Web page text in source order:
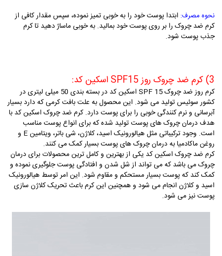
نحوه مصرف: ابتدا پوست خود را به خوبی تمیز نموده، سپس مقدار کافی از
کرم ضد چروک را بر روی پوست خود بمالید. به خوبی ماساژ دهید تا کرم
جذب پوست شود.
3) کرم ضد چروک روز SPF15 اسکین کد:
کرم روز ضد چروک SPF 15 اسکین کد در بسته بندی 50 میلی لیتری در
کشور سوئیس تولید می شود. این محصول به علت بافت کرمی که دارد بسیار
آبرسانی و نرم کنندگی خوبی را برای پوست دارد. کرم ضد چروک اسکین کد با
هدف درمان چروک های پوست تولید شده که برای انواع پوست مناسب
است. وجود ترکیباتی مثل هیالورونیک اسید، کلاژن، شی باتر، ویتامین E و
روغن ماکادمیا به درمان چروک های پوست بسیار کمک می کنند.
کرم ضد چروک اسکین کد یکی از بهترین و کامل ترین محصولات برای درمان
چروک می باشد که می تواند از شل شدن و افتادگی پوست جلوگیری نموده و
کمک کند که پوست بسیار مستحکم و مقاوم شود. این امر توسط هیالورونیک
اسید و کلاژن انجام می شود و همچنین این کرم باعث تحریک کلاژن سازی
پوست نیز می شود.